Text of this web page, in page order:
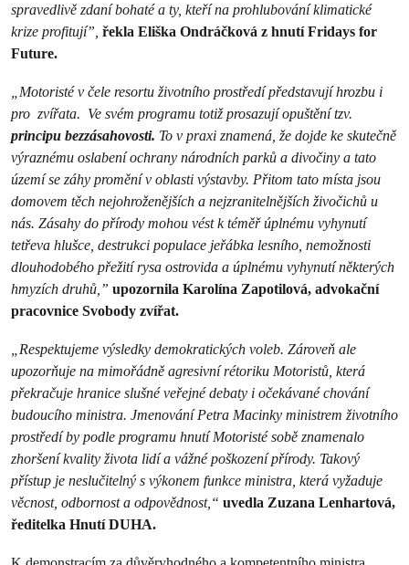
spravedlivě zdaní bohaté a ty, kteří na prohlubování klimatické
krize profitují”, řekla Eliška Ondráčková z hnutí Fridays for
Future.
„Motoristé v čele resortu životního prostředí představují hrozbu i
pro zvířata. Ve svém programu totiž prosazují opuštění tzv.
principu bezzásahovosti. To v praxi znamená, že dojde ke skutečně
výraznému oslabení ochrany národních parků a divočiny a tato
území se záhy promění v oblasti výstavby. Přitom tato místa jsou
domovem těch nejohroženějších a nejzranitelnějších živočichů u
nás. Zásahy do přírody mohou vést k téměř úplnému vyhynutí
tetřeva hlušce, destrukci populace jeřábka lesního, nemožnosti
dlouhodobého přežití rysa ostrovida a úplnému vyhynutí některých
hmyzích druhů,” upozornila Karolína Zapotilová, advokační
pracovnice Svobody zvířat.
„Respektujeme výsledky demokratických voleb. Zároveň ale
upozorňuje na mimořádně agresivní rétoriku Motoristů, která
překračuje hranice slušné veřejné debaty i očekávané chování
budoucího ministra. Jmenování Petra Macinky ministrem životního
prostředí by podle programu hnutí Motoristé sobě znamenalo
zhoršení kvality života lidí a vážné poškození přírody. Takový
přístup je neslučitelný s výkonem funkce ministra, která vyžaduje
věcnost, odbornost a odpovědnost,“ uvedla Zuzana Lenhartová,
ředitelka Hnutí DUHA.